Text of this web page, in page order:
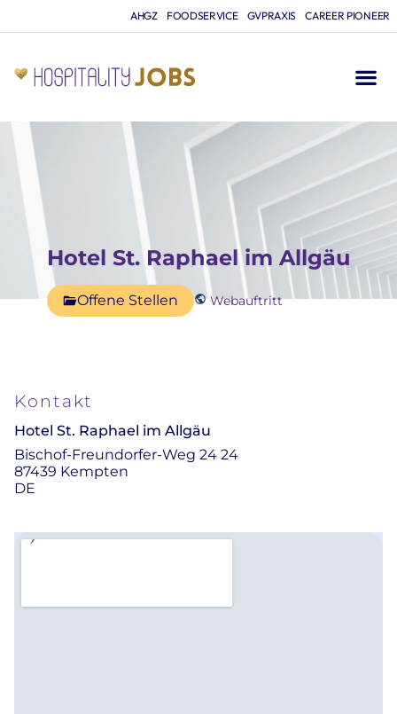
AHGZ FOODSERVICE GVPRAXIS CAREER PIONEER
Hotel St. Raphael im Allgäu
Offene Stellen Webauftritt
Kontakt
Hotel St. Raphael im Allgäu
Bischof-Freundorfer-Weg 24 24
87439 Kempten
DE